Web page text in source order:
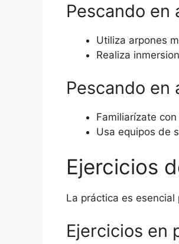
Pescando en
Utiliza arpones
Realiza
Pescando en
Familiarízate
Usa equipos de
Ejercicios
La práctica es
Ejercicios en